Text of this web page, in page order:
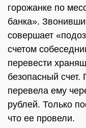
горожанке по
банка».
совершает
счетом
перевести
безопасный
перевела ему
рублей. Только
что ее провели.